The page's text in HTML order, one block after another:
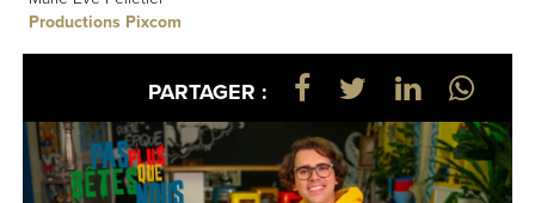
Productions Pixcom
PARTAGER :